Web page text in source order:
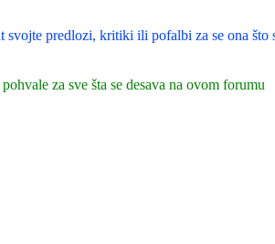
svojte predlozi, kritiki ili pofalbi za se ona što
za sve šta se desava na ovom forumu